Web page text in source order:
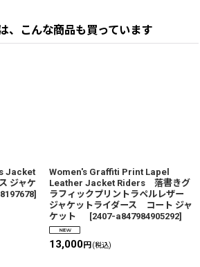
、こんな商品も買っています
Jacket
ジャケ
]
Women's Graffiti Print Lapel
Leather Jacket Riders 落書きグ
ラフィックプリントラペルレザー
ジャケットライダース コート ジャ
ケット
[2407-a847984905292]
13,000円 (税込)